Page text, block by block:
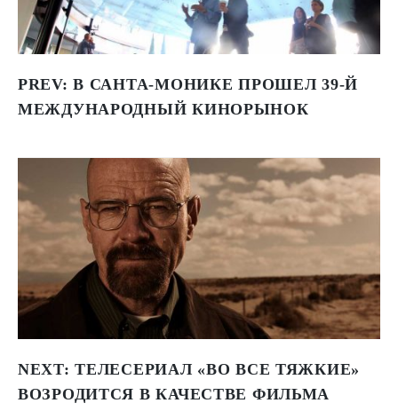
PREV: В САНТА-МОНИКЕ ПРОШЕЛ 39-Й
МЕЖДУНАРОДНЫЙ КИНОРЫНОК
NEXT: ТЕЛЕСЕРИАЛ «ВО ВСЕ ТЯЖКИЕ»
ВОЗРОДИТСЯ В КАЧЕСТВЕ ФИЛЬМА